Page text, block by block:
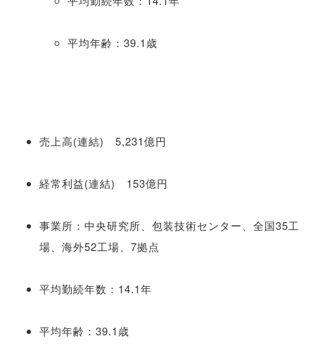
平均年齢：39.1歳
売上高(連結) 5,231億円
経常利益(連結) 153億円
事業所：中央研究所、包装技術センター、全国35工
場、海外52工場、7拠点
平均勤続年数：14.1年
平均年齢：39.1歳